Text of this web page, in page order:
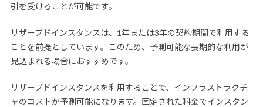
引を受けることが可能です。
リザーブドインスタンスは、1年または3年の契約期間で利用する
ことを前提としています。このため、予測可能な長期的な利用が
見込まれる場合におすすめです。
リザーブドインスタンスを利用することで、インフラストラクチ
ャのコストが予測可能になります。固定された料金でインスタン